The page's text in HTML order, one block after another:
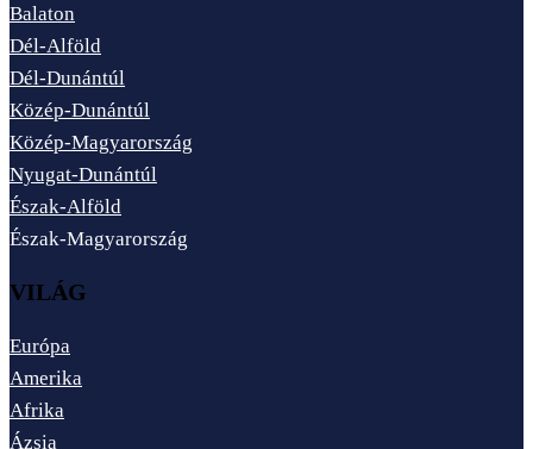
Balaton
Dél-Alföld
Dél-Dunántúl
Közép-Dunántúl
Közép-Magyarország
Nyugat-Dunántúl
Észak-Alföld
Észak-Magyarország
VILÁG
Európa
Amerika
Afrika
Ázsia